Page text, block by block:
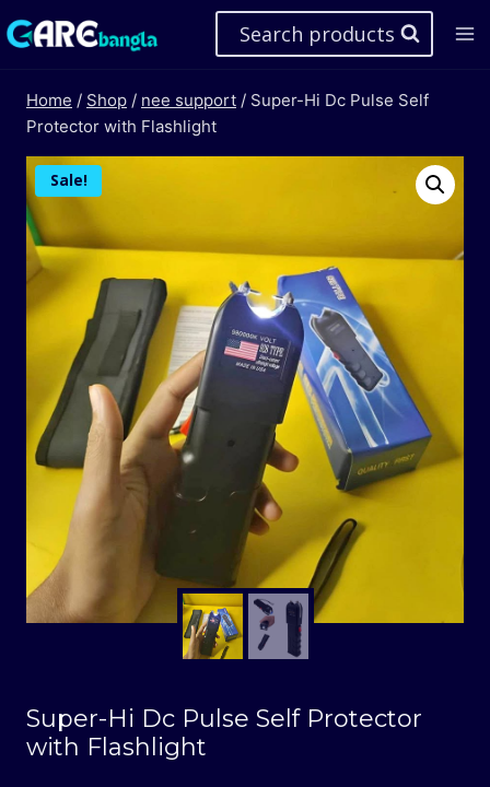
Skip
to
Search products
Home / Shop / nee support / Super-Hi Dc Pulse Self
Protector with Flashlight
Sale!
Super-Hi Dc Pulse Self Protector
with Flashlight